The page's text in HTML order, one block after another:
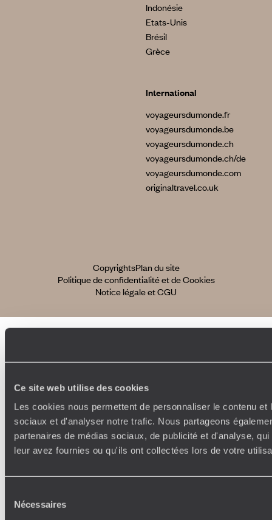
Ce site web utilise des cookies
Les cookies nous permettent de personnaliser le contenu
sociaux et d'analyser notre trafic. Nous partageons
partenaires de médias sociaux, de publicité et d'analyse,
leur avez fournies ou qu'ils ont collectées lors de votre
Nécessaires
Indonésie
Etats-Unis
Brésil
Grèce
International
voyageursdumonde.fr
voyageursdumonde.be
voyageursdumonde.ch
voyageursdumonde.ch/de
voyageursdumonde.com
originaltravel.co.uk
CopyrightsPlan du site
Politique de confidentialité et de Cookies
Notice légale et CGU